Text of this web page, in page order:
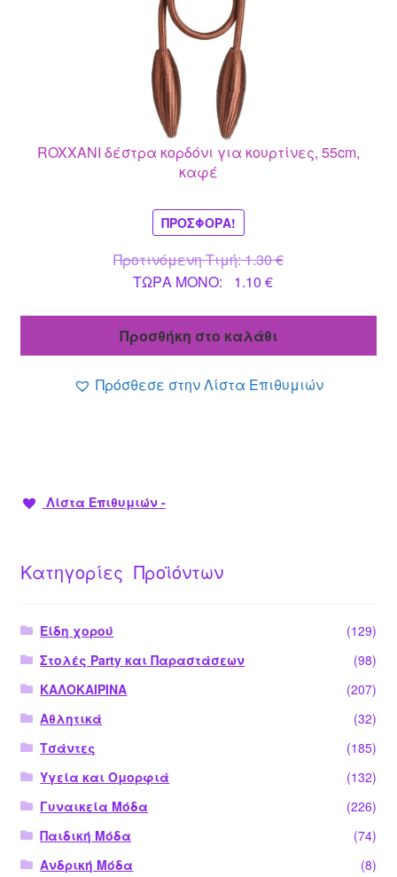
ROXXANI δέστρα κορδόνι για κουρτίνες, 55cm,
καφέ
ΠΡΟΣΦΟΡΆ!
Προτινόμενη Τιμή:1.30€Original
ΤΩΡΑ MONO: 1.10€Η
είναι:
Προσθήκη στο καλάθι
Πρόσθεσε στην Λίστα Επιθυμιών
Λίστα Επιθυμιών -
Κατηγορίες Προϊόντων
Είδη χορού
(129)
Στολές Party και Παραστάσεων
(98)
ΚΑΛΟΚΑΙΡΙΝΑ
(207)
Αθλητικά
(32)
Τσάντες
(185)
Υγεία και Ομορφιά
(132)
Γυναικεία Μόδα
(226)
Παιδική Μόδα
(74)
Ανδρική Μόδα
(8)